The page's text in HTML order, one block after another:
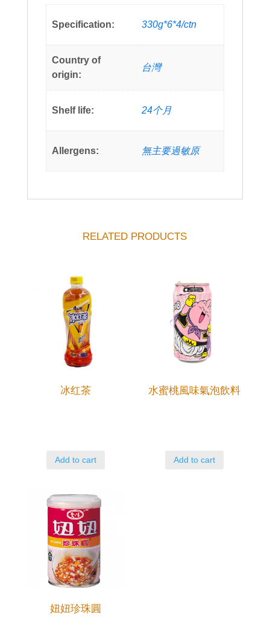
Specification: 330g*6*4/ctn
Country of
origin:
台灣
Shelf life: 24个月
Allergens: 無主要過敏原
RELATED PRODUCTS
冰红茶
Add to cart
水蜜桃風味氣泡飲料
Add to cart
妞妞珍珠圓